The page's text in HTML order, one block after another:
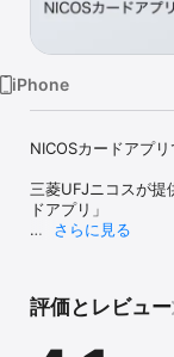
iPhone
NICOSカードアプ
三菱UFJニコスが提
ドアプリ」
さらに見る
評価とレビュー